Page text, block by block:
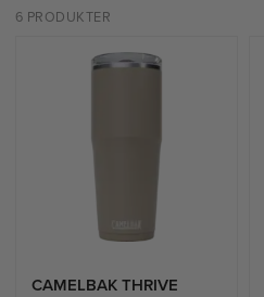
6 PRODUKTER
CAMELBAK THRIVE